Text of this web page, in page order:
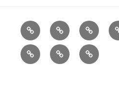
La
Cie
d’Arc
Histoire ALBUMS
MandatsNous
contacter
–